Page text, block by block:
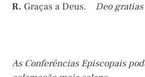
R. Graças a Deus. Deo gratias
As Conferências Episcopais